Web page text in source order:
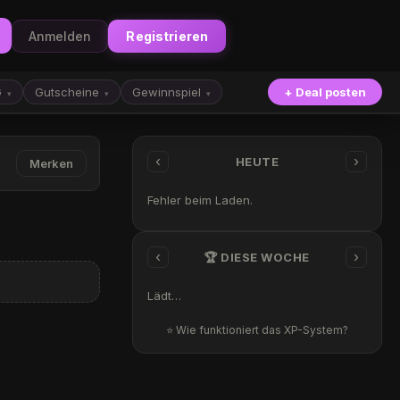
Anmelden Registrieren
▾ Gutscheine ▾ Gewinnspiel ▾ + Deal posten
Merken ‹ HEUTE ›
Fehler beim Laden.
‹ 🏆 DIESE WOCHE ›
Lädt…
⭐ Wie funktioniert das XP-System?